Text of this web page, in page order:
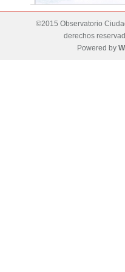
©2015 Observatorio
derechos
Powered by